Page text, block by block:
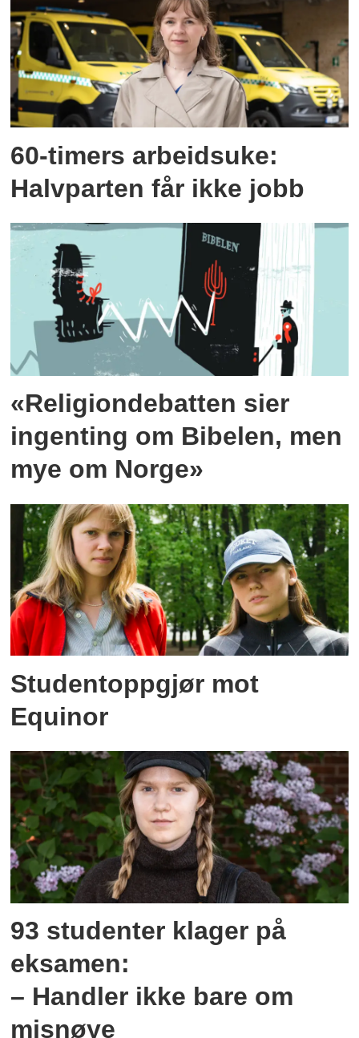
60-timers arbeidsuke:
Halvparten får ikke jobb
«Religiondebatten sier
ingenting om Bibelen, men
mye om Norge»
Studentoppgjør mot
Equinor
93 studenter klager på
eksamen:
– Handler ikke bare om
misnøye